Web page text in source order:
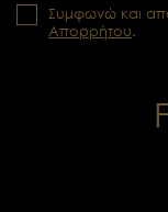
Συμφωνώ και
Απορρήτου.